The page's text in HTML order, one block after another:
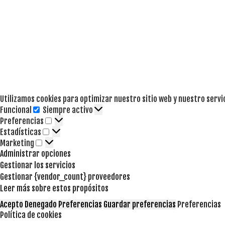
Utilizamos cookies para optimizar nuestro sitio web y nuestro
Funcional
Funcional
Siempre activo
Preferencias
Preferencias
Estadísticas Estadísticas
Marketing Marketing
Administrar opciones
Gestionar los servicios
Gestionar {vendor_count} proveedores
Leer más sobre estos propósitos
Acepto Denegado Preferencias Guardar preferencias Preferencias
Política de cookies